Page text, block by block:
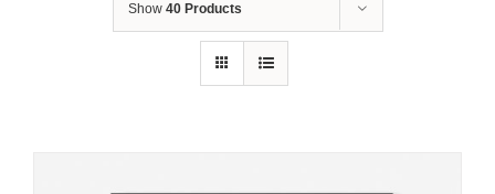
Show 40 Products